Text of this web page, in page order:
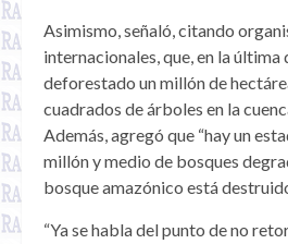
Asimismo, señaló, citando
internacionales, que, en la última
deforestado un millón de
cuadrados de árboles en la
Además, agregó que “hay un
millón y medio de bosques
bosque amazónico está
“Ya se habla del punto de no